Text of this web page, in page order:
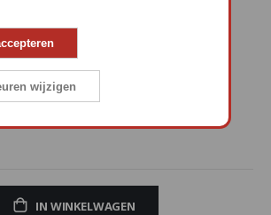
wijzigen
voeding en data
IN WINKELWAGEN